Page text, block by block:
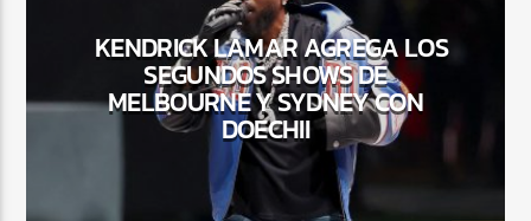
KENDRICK LAMAR AGREGA LOS
SEGUNDOS SHOWS DE
MELBOURNE Y SYDNEY CON
DOECHII